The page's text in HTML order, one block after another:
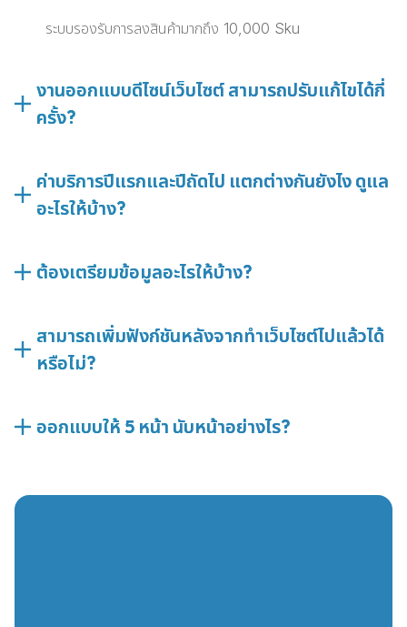
ระบบรองรับการลงสินค้ามากถึง 10,000 Sku
งานออกแบบดีไซน์เว็บไซต์ สามารถปรับแก้ไขได้กี่
ครั้ง?
ค่าบริการปีแรกและปีถัดไป แตกต่างกันยังไง ดูแล
อะไรให้บ้าง?
ต้องเตรียมข้อมูลอะไรให้บ้าง?
สามารถเพิ่มฟังก์ชันหลังจากทำเว็บไซต์ไปแล้วได้
หรือไม่?
ออกแบบให้ 5 หน้า นับหน้าอย่างไร?